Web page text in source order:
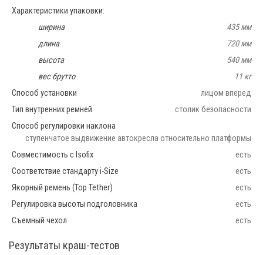
Характеристики упаковки:
ширина
435 мм
длина
720 мм
высота
540 мм
вес брутто
11 кг
Способ установки
лицом вперед
Тип внутренних ремней
столик безопасности
Способ регулировки наклона
ступенчатое выдвижение автокресла относительно платформы
Совместимость с Isofix
есть
Соответствие стандарту i-Size
есть
Якорный ремень (Top Tether)
есть
Регулировка высоты подголовника
есть
Съемный чехол
есть
Результаты краш-тестов